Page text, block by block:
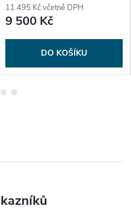
11 495 Kč včetně DPH
9 500 Kč
DO KOŠÍKU